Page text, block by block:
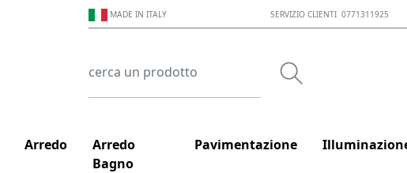
MADE IN ITALY SERVIZIO CLIENTI 0771311925
Arredo
Arredo
Bagno
Pavimentazione